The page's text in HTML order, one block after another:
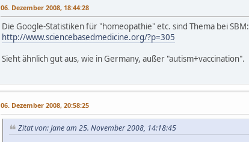
06. Dezember 2008, 18:44:28
Die Google-Statistiken für "homeopathie" etc. sind Thema bei SBM:
http://www.sciencebasedmedicine.org/?p=305
Sieht ähnlich gut aus, wie in Germany, außer "autism+vaccination".
06. Dezember 2008, 20:58:25
Zitat von: Jane am 25. November 2008, 14:18:45